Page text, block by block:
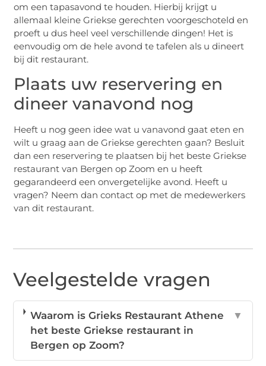
om een tapasavond te houden. Hierbij krijgt u
allemaal kleine Griekse gerechten voorgeschoteld en
proeft u dus heel veel verschillende dingen! Het is
eenvoudig om de hele avond te tafelen als u dineert
bij dit restaurant.
Plaats uw reservering en
dineer vanavond nog
Heeft u nog geen idee wat u vanavond gaat eten en
wilt u graag aan de Griekse gerechten gaan? Besluit
dan een reservering te plaatsen bij het beste Griekse
restaurant van Bergen op Zoom en u heeft
gegarandeerd een onvergetelijke avond. Heeft u
vragen? Neem dan contact op met de medewerkers
van dit restaurant.
Veelgestelde vragen
Waarom is Grieks Restaurant Athene
het beste Griekse restaurant in
Bergen op Zoom?
▼